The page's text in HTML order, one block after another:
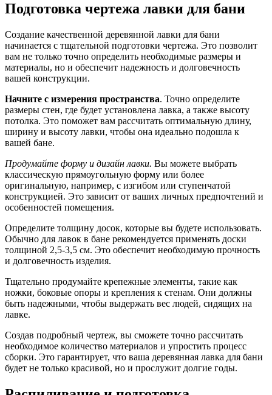
Подготовка чертежа лавки для бани
Создание качественной деревянной лавки для бани
начинается с тщательной подготовки чертежа. Это позволит
вам не только точно определить необходимые размеры и
материалы, но и обеспечит надежность и долговечность
вашей конструкции.
Начните с измерения пространства. Точно определите
размеры стен, где будет установлена лавка, а также высоту
потолка. Это поможет вам рассчитать оптимальную длину,
ширину и высоту лавки, чтобы она идеально подошла к
вашей бане.
Продумайте форму и дизайн лавки. Вы можете выбрать
классическую прямоугольную форму или более
оригинальную, например, с изгибом или ступенчатой
конструкцией. Это зависит от ваших личных предпочтений и
особенностей помещения.
Определите толщину досок, которые вы будете использовать.
Обычно для лавок в бане рекомендуется применять доски
толщиной 2,5-3,5 см. Это обеспечит необходимую прочность
и долговечность изделия.
Тщательно продумайте крепежные элементы, такие как
ножки, боковые опоры и крепления к стенам. Они должны
быть надежными, чтобы выдержать вес людей, сидящих на
лавке.
Создав подробный чертеж, вы сможете точно рассчитать
необходимое количество материалов и упростить процесс
сборки. Это гарантирует, что ваша деревянная лавка для бани
будет не только красивой, но и прослужит долгие годы.